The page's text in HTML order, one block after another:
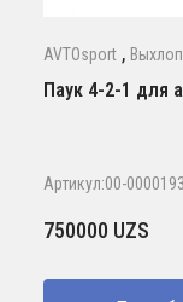
AVTOsport ,
Паук 4-2-1 для
Артикул:00-
750000 UZS